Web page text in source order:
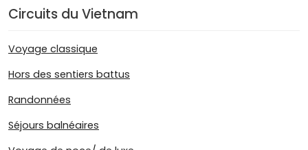
Circuits du Vietnam
Voyage classique
Hors des sentiers battus
Randonnées
Séjours balnéaires